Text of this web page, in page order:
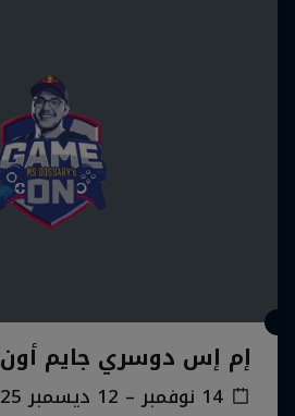
إم إس دوسري جايم أون
14 نوفمبر – 12 ديسمبر 2025